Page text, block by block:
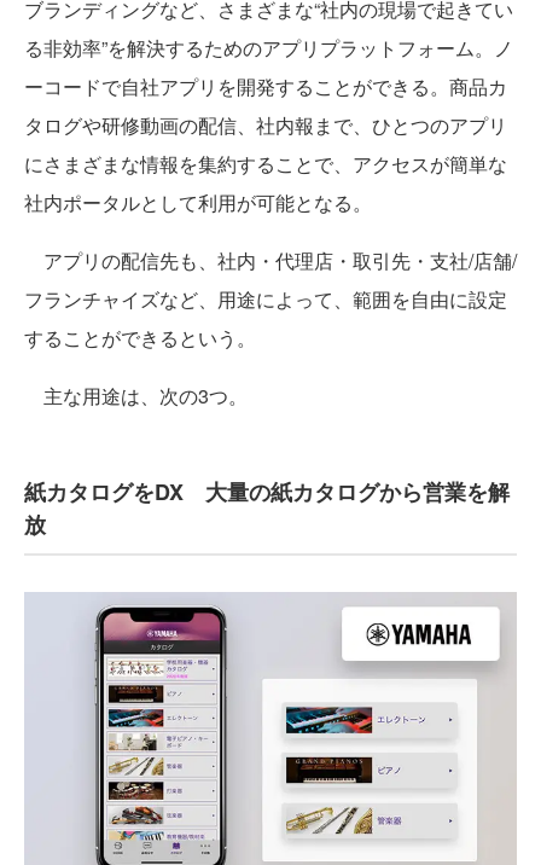
ブランディングなど、さまざまな“社内の現場で起きてい
る非効率”を解決するためのアプリプラットフォーム。ノ
ーコードで自社アプリを開発することができる。商品カ
タログや研修動画の配信、社内報まで、ひとつのアプリ
にさまざまな情報を集約することで、アクセスが簡単な
社内ポータルとして利用が可能となる。
アプリの配信先も、社内・代理店・取引先・支社/店舗/
フランチャイズなど、用途によって、範囲を自由に設定
することができるという。
主な用途は、次の3つ。
紙カタログをDX 大量の紙カタログから営業を解
放